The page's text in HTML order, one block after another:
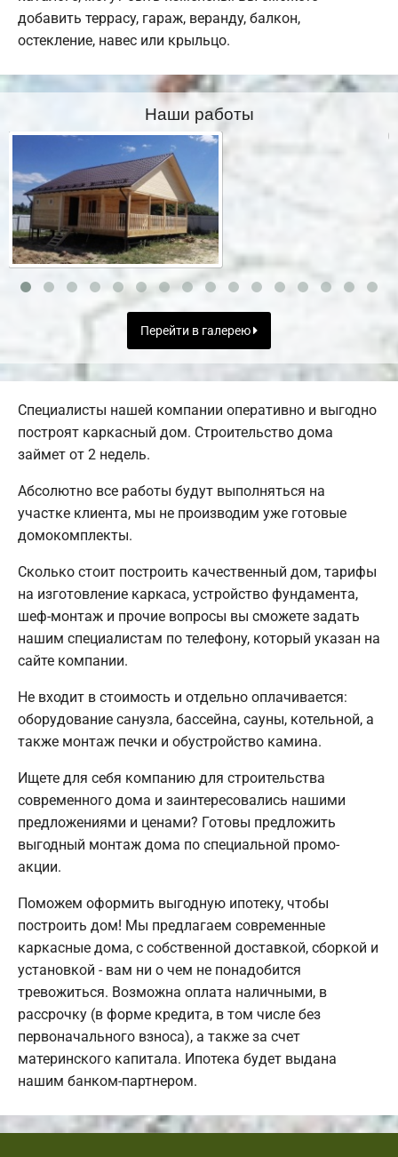
добавить террасу, гараж, веранду, балкон,
остекление, навес или крыльцо.
Наши работы
Перейти в галерею
Специалисты нашей компании оперативно и выгодно
построят каркасный дом. Строительство дома
займет от 2 недель.
Абсолютно все работы будут выполняться на
участке клиента, мы не производим уже готовые
домокомплекты.
Сколько стоит построить качественный дом, тарифы
на изготовление каркаса, устройство фундамента,
шеф-монтаж и прочие вопросы вы сможете задать
нашим специалистам по телефону, который указан на
сайте компании.
Не входит в стоимость и отдельно оплачивается:
оборудование санузла, бассейна, сауны, котельной, а
также монтаж печки и обустройство камина.
Ищете для себя компанию для строительства
современного дома и заинтересовались нашими
предложениями и ценами? Готовы предложить
выгодный монтаж дома по специальной промо-
акции.
Поможем оформить выгодную ипотеку, чтобы
построить дом! Мы предлагаем современные
каркасные дома, с собственной доставкой, сборкой и
установкой - вам ни о чем не понадобится
тревожиться. Возможна оплата наличными, в
рассрочку (в форме кредита, в том числе без
первоначального взноса), а также за счет
материнского капитала. Ипотека будет выдана
нашим банком-партнером.